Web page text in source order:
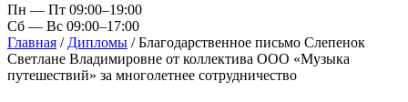
Пн — Пт 09:00–19:00
Сб — Вс 09:00–17:00
Главная / Дипломы /Благодарственное письмо Слепенок
Светлане Владимировне от коллектива ООО «Музыка
путешествий» за многолетнее сотрудничество